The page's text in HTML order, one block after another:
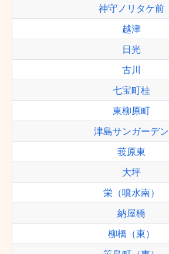
神守ノリタケ前
越津
日光
古川
七宝町桂
東柳原町
津島サンガーデン
莪原東
大坪
栄（噴水南）
納屋橋
柳橋（東）